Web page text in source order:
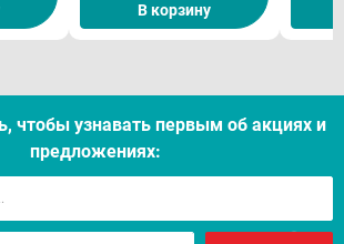
В корзину
чтобы узнавать первым об акцияx и
предложениях: